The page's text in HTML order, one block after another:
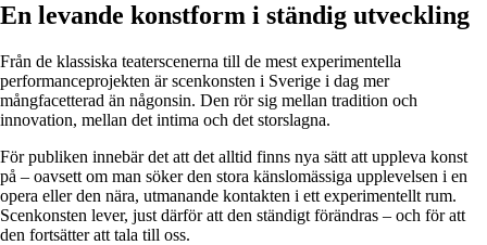
En levande konstform i ständig utveckling
Från de klassiska teaterscenerna till de mest experimentella
performanceprojekten är scenkonsten i Sverige i dag mer
mångfacetterad än någonsin. Den rör sig mellan tradition och
innovation, mellan det intima och det storslagna.
För publiken innebär det att det alltid finns nya sätt att uppleva konst
på – oavsett om man söker den stora känslomässiga upplevelsen i en
opera eller den nära, utmanande kontakten i ett experimentellt rum.
Scenkonsten lever, just därför att den ständigt förändras – och för att
den fortsätter att tala till oss.